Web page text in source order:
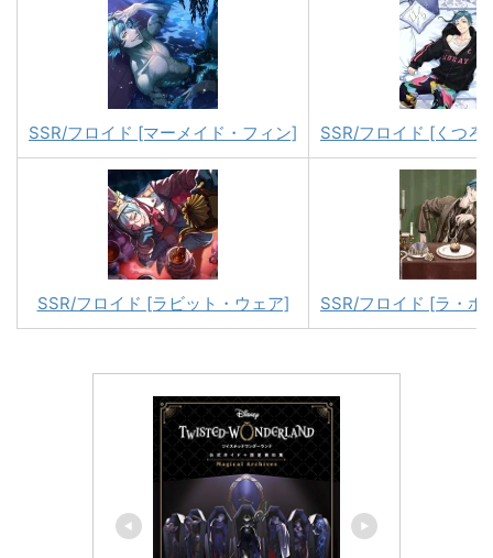
SSR/フロイド [マーメイド・フィン] SSR/フロイド [くつろ
SSR/フロイド [ラビット・ウェア] SSR/フロイド [ラ・ボ